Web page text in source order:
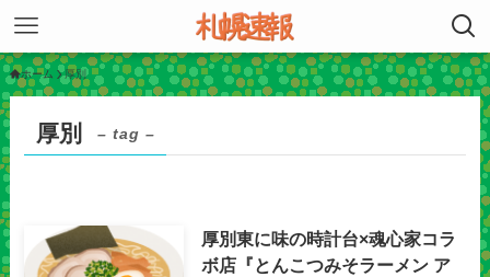
ホーム 厚別
厚別 – tag –
厚別東に味の時計台×魂心家コラ
ボ店『とんこつみそラーメン ア